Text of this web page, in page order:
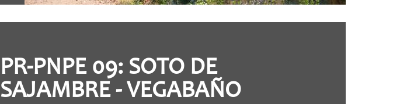
PR-PNPE 09: SOTO DE
SAJAMBRE - VEGABAÑO